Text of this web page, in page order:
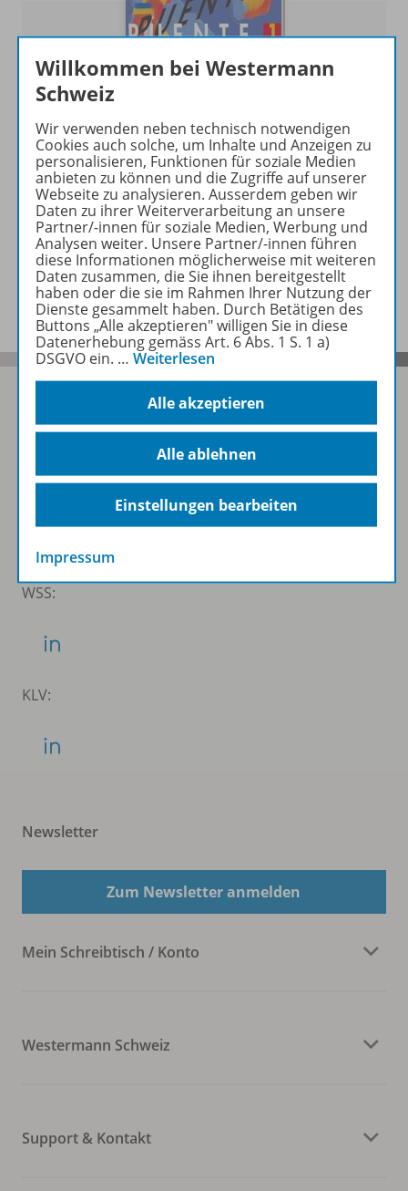
Puente nuevo
Lehrwerk für Spanisch als 3. Fremdsprache
Zur Übersicht
WSS:
KLV:
Newsletter
Zum Newsletter anmelden
Mein Schreibtisch / Konto
Westermann Schweiz
Support & Kontakt
Willkommen bei Westermann
Schweiz
Wir verwenden neben technisch notwendigen
Cookies auch solche, um Inhalte und Anzeigen zu
personalisieren, Funktionen für soziale Medien
anbieten zu können und die Zugriffe auf unserer
Webseite zu analysieren. Ausserdem geben wir
Daten zu ihrer Weiterverarbeitung an unsere
Partner/-innen für soziale Medien, Werbung und
Analysen weiter. Unsere Partner/-innen führen
diese Informationen möglicherweise mit weiteren
Daten zusammen, die Sie ihnen bereitgestellt
haben oder die sie im Rahmen Ihrer Nutzung der
Dienste gesammelt haben. Durch Betätigen des
Buttons „Alle akzeptieren" willigen Sie in diese
Datenerhebung gemäss Art. 6 Abs. 1 S. 1 a)
DSGVO ein. … Weiterlesen
Alle akzeptieren
Alle ablehnen
Einstellungen bearbeiten
Impressum